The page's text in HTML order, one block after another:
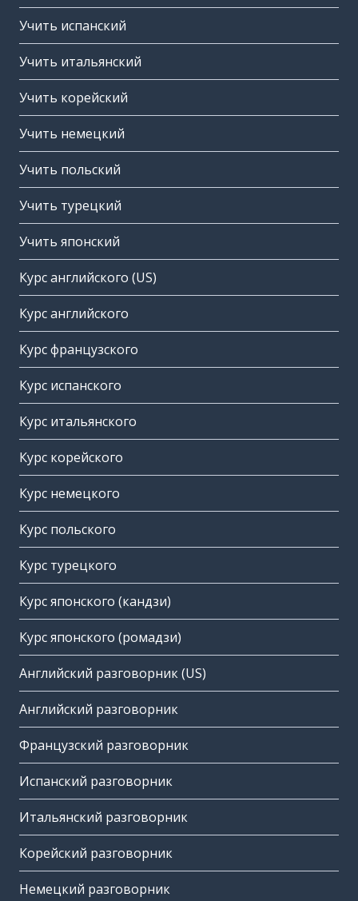
Учить испанский
Учить итальянский
Учить корейский
Учить немецкий
Учить польский
Учить турецкий
Учить японский
Курс английского (US)
Курс английского
Курс французского
Курс испанского
Курс итальянского
Курс корейского
Курс немецкого
Курс польского
Курс турецкого
Курс японского (кандзи)
Курс японского (ромадзи)
Английский разговорник (US)
Английский разговорник
Французский разговорник
Испанский разговорник
Итальянский разговорник
Корейский разговорник
Немецкий разговорник